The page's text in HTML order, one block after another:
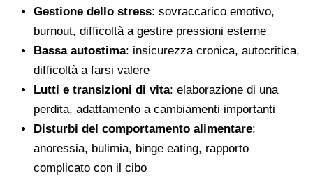
Gestione dello stress: sovraccarico emotivo,
burnout, difficoltà a gestire pressioni esterne
Bassa autostima: insicurezza cronica, autocritica,
difficoltà a farsi valere
Lutti e transizioni di vita: elaborazione di una
perdita, adattamento a cambiamenti importanti
Disturbi del comportamento alimentare:
anoressia, bulimia, binge eating, rapporto
complicato con il cibo